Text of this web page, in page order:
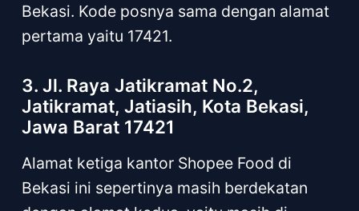
Bekasi. Kode posnya sama dengan alamat
pertama yaitu 17421.
3. Jl. Raya Jatikramat No.2,
Jatikramat, Jatiasih, Kota Bekasi,
Jawa Barat 17421
Alamat ketiga kantor Shopee Food di
Bekasi ini sepertinya masih berdekatan